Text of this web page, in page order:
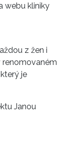
webu kliniky
z žen i
renomovaném
je
Janou